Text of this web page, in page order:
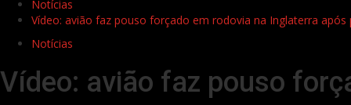
Notícias
Vídeo: avião faz pouso forçado em rodovia na Inglaterra
Notícias
Vídeo: avião faz pouso